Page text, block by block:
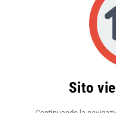
(modificale nel
Sito